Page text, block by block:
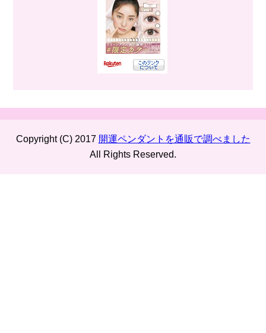
Copyright (C) 2017 開運ペンダントを通販で調べました
All Rights Reserved.